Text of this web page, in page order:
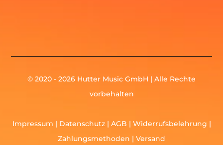
© 2020 - 2026 Hutter Music GmbH | Alle Rechte
vorbehalten
Impressum | Datenschutz| AGB | Widerrufsbelehrung |
Zahlungsmethoden | Versand